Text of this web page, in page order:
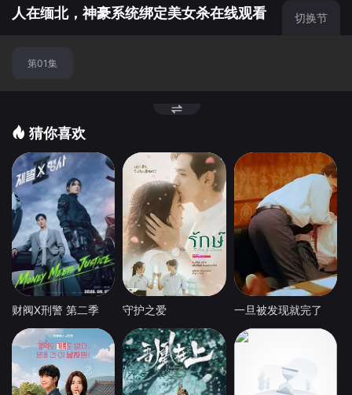
人在缅北，神豪系统绑定美女杀在线观看 切换节
第01集
猜你喜欢
财阀X刑警 第二季 守护之爱 一旦被发现就完了